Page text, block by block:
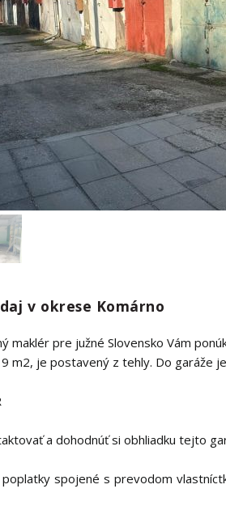
v okrese Komárno
maklér pre južné Slovensko Vám
m2, je postavený z tehly. Do garáže
a dohodnúť si obhliadku tejto
spojené s prevodom